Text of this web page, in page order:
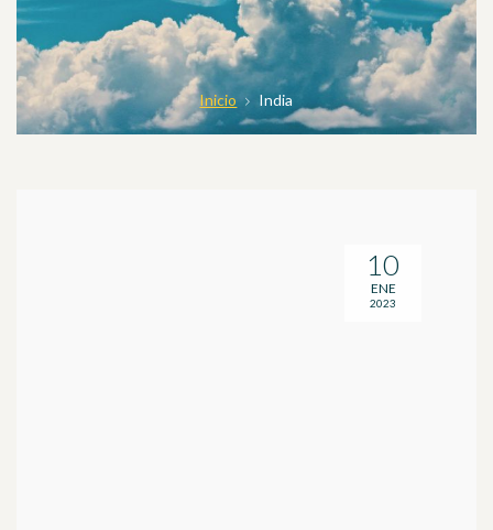
Inicio India
10
ENE
2023